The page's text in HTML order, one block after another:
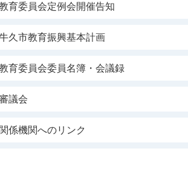
育委員会定例会開催告知
久市教育振興基本計画
育委員会委員名簿・会議録
議会
関係機関へのリンク